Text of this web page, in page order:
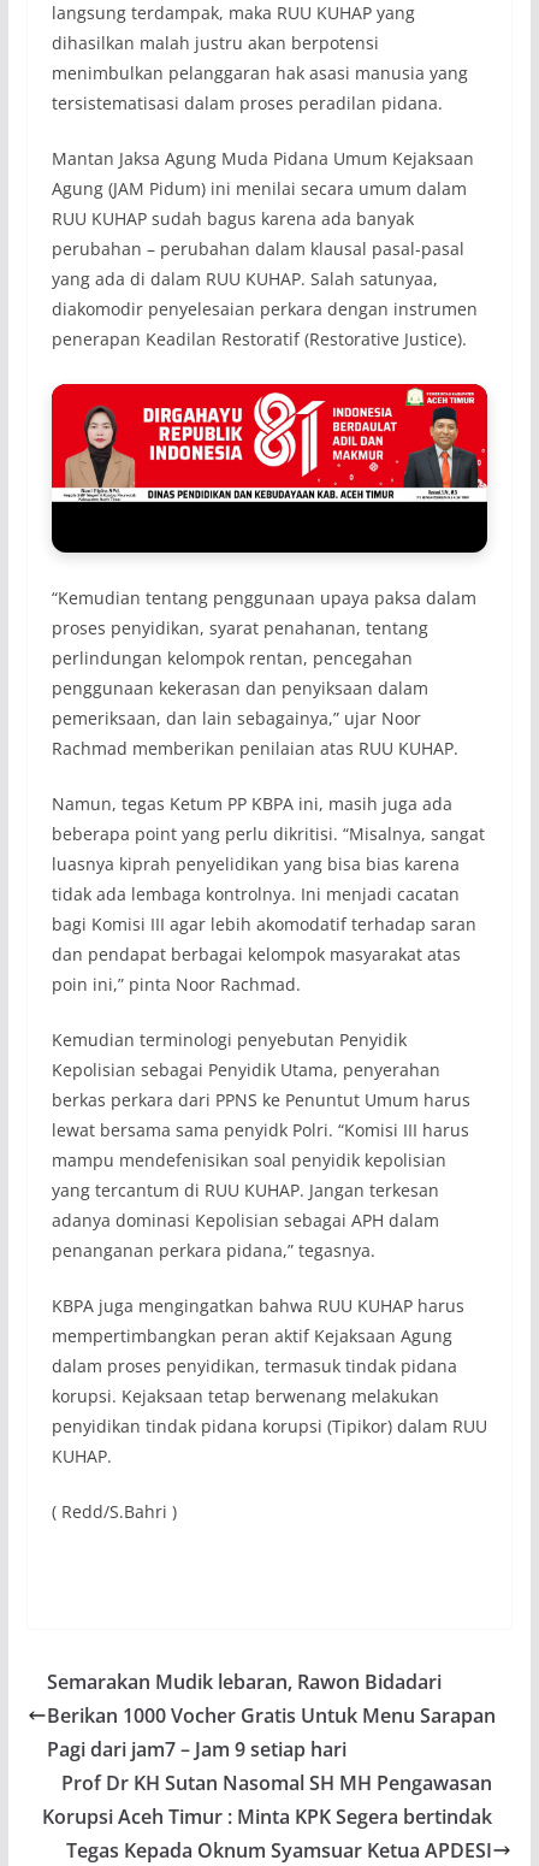
langsung terdampak, maka RUU KUHAP yang
dihasilkan malah justru akan berpotensi
menimbulkan pelanggaran hak asasi manusia yang
tersistematisasi dalam proses peradilan pidana.
Mantan Jaksa Agung Muda Pidana Umum Kejaksaan
Agung (JAM Pidum) ini menilai secara umum dalam
RUU KUHAP sudah bagus karena ada banyak
perubahan – perubahan dalam klausal pasal-pasal
yang ada di dalam RUU KUHAP. Salah satunyaa,
diakomodir penyelesaian perkara dengan instrumen
penerapan Keadilan Restoratif (Restorative Justice).
“Kemudian tentang penggunaan upaya paksa dalam
proses penyidikan, syarat penahanan, tentang
perlindungan kelompok rentan, pencegahan
penggunaan kekerasan dan penyiksaan dalam
pemeriksaan, dan lain sebagainya,” ujar Noor
Rachmad memberikan penilaian atas RUU KUHAP.
Namun, tegas Ketum PP KBPA ini, masih juga ada
beberapa point yang perlu dikritisi. “Misalnya, sangat
luasnya kiprah penyelidikan yang bisa bias karena
tidak ada lembaga kontrolnya. Ini menjadi cacatan
bagi Komisi III agar lebih akomodatif terhadap saran
dan pendapat berbagai kelompok masyarakat atas
poin ini,” pinta Noor Rachmad.
Kemudian terminologi penyebutan Penyidik
Kepolisian sebagai Penyidik Utama, penyerahan
berkas perkara dari PPNS ke Penuntut Umum harus
lewat bersama sama penyidk Polri. “Komisi III harus
mampu mendefenisikan soal penyidik kepolisian
yang tercantum di RUU KUHAP. Jangan terkesan
adanya dominasi Kepolisian sebagai APH dalam
penanganan perkara pidana,” tegasnya.
KBPA juga mengingatkan bahwa RUU KUHAP harus
mempertimbangkan peran aktif Kejaksaan Agung
dalam proses penyidikan, termasuk tindak pidana
korupsi. Kejaksaan tetap berwenang melakukan
penyidikan tindak pidana korupsi (Tipikor) dalam RUU
KUHAP.
( Redd/S.Bahri )
Semarakan Mudik lebaran, Rawon Bidadari
Berikan 1000 Vocher Gratis Untuk Menu Sarapan
Pagi dari jam7 – Jam 9 setiap hari
Prof Dr KH Sutan Nasomal SH MH Pengawasan
Korupsi Aceh Timur : Minta KPK Segera bertindak
Tegas Kepada Oknum Syamsuar Ketua APDESI